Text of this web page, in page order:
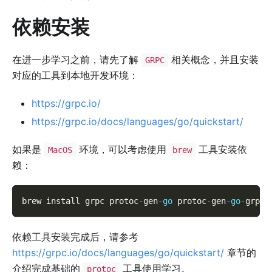
依赖安装
在进一步学习之前，请先了解 GRPC
相关概念，并且安装
对应的工具到本地开发环境：
https://grpc.io/
https://grpc.io/docs/languages/go/quickstart/
如果是 MacOS 环境，可以考虑使用 brew
工具安装依
赖：
brew install grpc protoc-gen-go protoc-gen-go-grpc
依赖工具安装完成后，请参考
https://grpc.io/docs/languages/go/quickstart/ 章节的
介绍完成基础的
protoc 工具使用学习。